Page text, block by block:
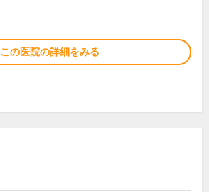
この医院の詳細をみる